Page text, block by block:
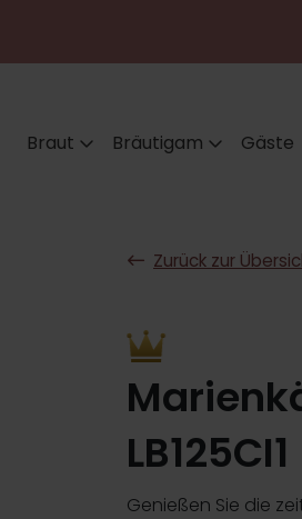
Braut Bräutigam Gäste
Zurück zur
LB125CI1
Genießen Sie die